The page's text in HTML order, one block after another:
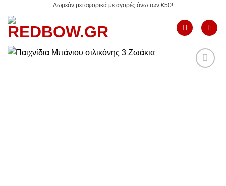
στο
περιεχόμενο
Δωρεάν μεταφορικά με αγορές άνω των €50!